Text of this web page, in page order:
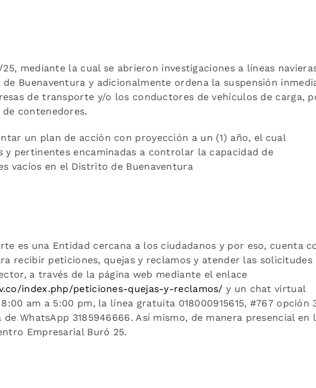
mediante la cual se abrieron investigaciones a líneas
Buenaventura y adicionalmente ordena la suspensión
de transporte y/o los conductores de vehículos de carga,
contenedores.
un plan de acción con proyección a un (1) año, el cual
y pertinentes encaminadas a controlar la capacidad de
vacíos en el Distrito de Buenaventura
es una Entidad cercana a los ciudadanos y por eso, cuenta
recibir peticiones, quejas y reclamos y atender las solicitudes
a través de la página web mediante el enlace
index.php/peticiones-quejas-y-reclamos/ y un chat virtual
am a 5:00 pm, la línea gratuita 018000915615, #767 opción
WhatsApp 3185946666. Así mismo, de manera presencial en
Empresarial Buró 25.